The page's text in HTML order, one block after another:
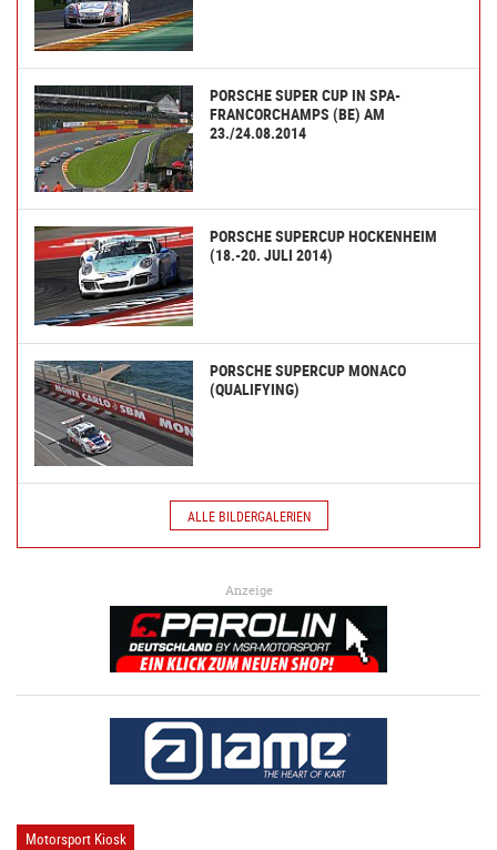
PORSCHE SUPER CUP IN SPA-
FRANCORCHAMPS (BE) AM
23./24.08.2014
PORSCHE SUPERCUP HOCKENHEIM
(18.-20. JULI 2014)
PORSCHE SUPERCUP MONACO
(QUALIFYING)
ALLE BILDERGALERIEN
Anzeige
Motorsport Kiosk